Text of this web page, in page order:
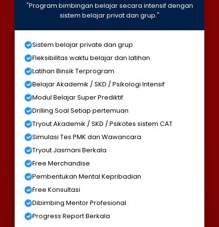
"Program bimbingan belajar secara intensif dengan
sistem belajar privat dan grup."
Sistem belajar private dan grup
Fleksibilitas waktu belajar dan latihan
Latihan Binsik Terprogram
Belajar Akademik / SKD / Psikologi Intensif
Modul Belajar Super Prediktif
Drilling Soal Setiap pertemuan
Tryout Akademik / SKD / Psikotes sistem CAT
Simulasi Tes PMK dan Wawancara
Tryout Jasmani Berkala
Free Merchandise
Pembentukan Mental Kepribadian
Free Konsultasi
Dibimbing Mentor Profesional
Progress Report Berkala